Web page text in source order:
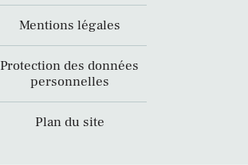
Mentions légales
Protection des données
personnelles
Plan du site